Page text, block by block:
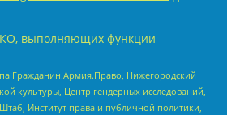
выполняющих функции
Гражданин.Армия.Право, Нижегородский
культуры, Центр гендерных исследований,
Институт права и публичной политики,